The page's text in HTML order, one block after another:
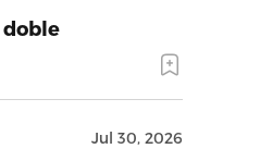
doble
Jul 30, 2026